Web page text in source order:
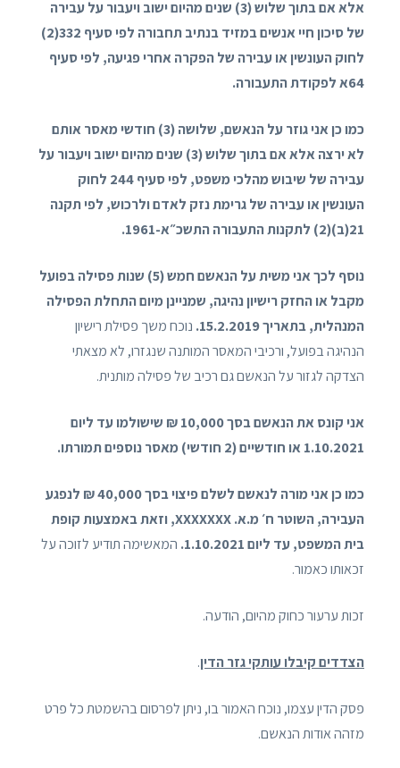
אלא אם בתוך שלוש (3) שנים מהיום ישוב ויעבור על עבירה
של סיכון חיי אנשים במזיד בנתיב תחבורה לפי סעיף 332(2)
לחוק העונשין או עבירה של הפקרה אחרי פגיעה, לפי סעיף
64א לפקודת התעבורה.
כמו כן אני גוזר על הנאשם, שלושה (3) חודשי מאסר אותם
לא ירצה אלא אם בתוך שלוש (3) שנים מהיום ישוב ויעבור על
עבירה של שיבוש מהלכי משפט, לפי סעיף 244 לחוק
העונשין או עבירה של גרימת נזק לאדם ולרכוש, לפי תקנה
21(ב)(2) לתקנות התעבורה התשכ״א-1961.
נוסף לכך אני משית על הנאשם חמש (5) שנות פסילה בפועל
מקבל או החזק רישיון נהיגה, שמניינן מיום התחלת הפסילה
המנהלית, בתאריך 15.2.2019.
נוכח משך פסילת רישיון
הנהיגה בפועל, ורכיבי המאסר המותנה שנגזרו, לא מצאתי
הצדקה לגזור על הנאשם גם רכיב של פסילה מותנית.
אני קונס את הנאשם בסך 10,000 ₪ שישולמו עד ליום
1.10.2021 או חודשיים (2 חודשי) מאסר נוספים תמורתו.
כמו כן אני מורה לנאשם לשלם פיצוי בסך 40,000 ₪ לנפגע
העבירה, השוטר ח׳ מ.א. XXXXXXX, וזאת באמצעות קופת
בית המשפט, עד ליום 1.10.2021.
המאשימה תודיע לזוכה על
זכאותו כאמור.
זכות ערעור כחוק מהיום, הודעה.
הצדדים קיבלו עותקי גזר הדין.
פסק הדין עצמו, נוכח האמור בו, ניתן לפרסום בהשמטת כל פרט
מזהה אודות הנאשם.